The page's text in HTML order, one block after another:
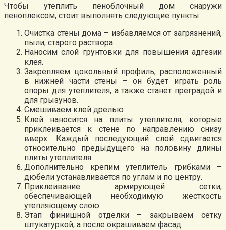
Чтобы утеплить пеноблочный дом снаружи
пеноплексом, стоит выполнять следующие пункты:
Очистка стены дома – избавляемся от загрязнений,
пыли, старого раствора.
Наносим слой грунтовки для повышения адгезии
клея.
Закрепляем цокольный профиль, расположенный
в нижней части стены – он будет играть роль
опоры для утеплителя, а также станет преградой и
для грызунов.
Смешиваем клей дрелью
Клей наносится на плиты утеплителя, которые
приклеивается к стене по направлению снизу
вверх. Каждый последующий слой сдвигается
относительно предыдущего на половину длины
плиты утеплителя.
Дополнительно крепим утеплитель грибками –
дюбели устанавливается по углам и по центру.
Приклеивание армирующей сетки,
обеспечивающей необходимую жесткость
утепляющему слою.
Этап финишной отделки – закрываем сетку
штукатуркой, а после окрашиваем фасад.